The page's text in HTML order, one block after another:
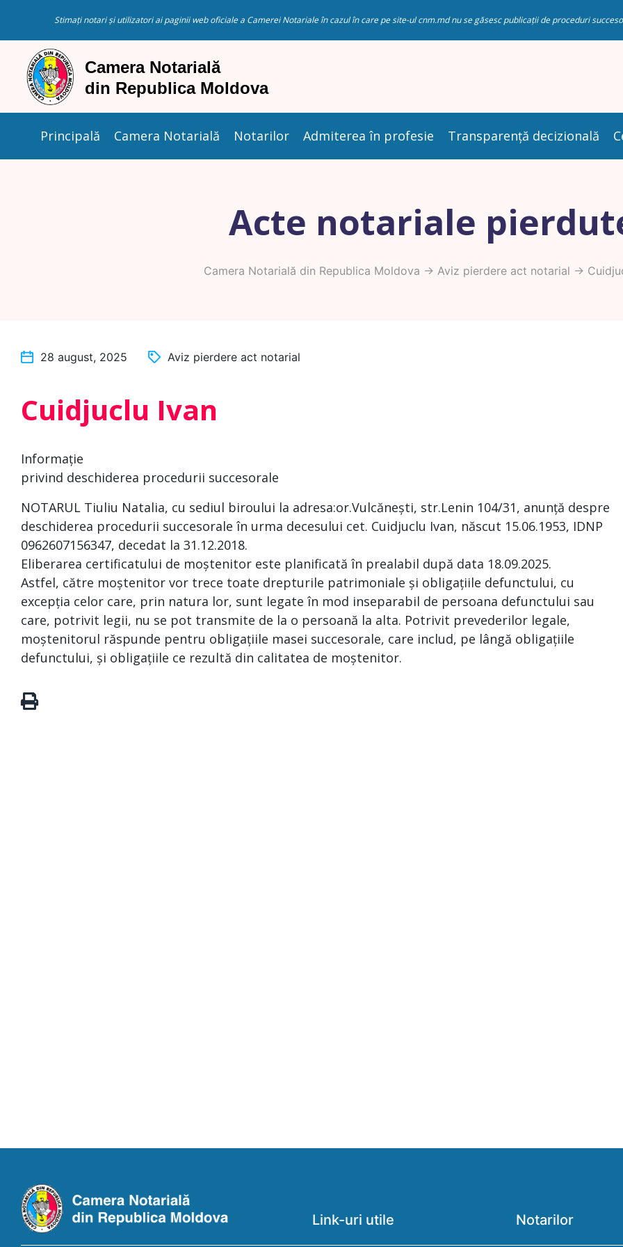
Stimați notari și utilizatori ai paginii web oficiale a Camerei Notariale în cazul în care pe site-ul cnm.md nu se găsesc publicații de proceduri
Principală Camera Notarială Notarilor Admiterea în profesie Transparență decizională
Acte notariale
Camera Notarială din Republica Moldova -> Aviz pierdere act notarial ->
28 august, 2025 Aviz pierdere act notarial
Cuidjuclu Ivan
Informație
privind deschiderea procedurii succesorale
NOTARUL Tiuliu Natalia, cu sediul biroului la adresa:or.Vulcănești, str.Lenin 104/31, anunță despre
deschiderea procedurii succesorale în urma decesului cet. Cuidjuclu Ivan, născut 15.06.1953, IDNP
0962607156347, decedat la 31.12.2018.
Eliberarea certificatului de moștenitor este planificată în prealabil după data 18.09.2025.
Astfel, către moștenitor vor trece toate drepturile patrimoniale și obligațiile defunctului, cu
excepția celor care, prin natura lor, sunt legate în mod inseparabil de persoana defunctului sau
care, potrivit legii, nu se pot transmite de la o persoană la alta. Potrivit prevederilor legale,
moștenitorul răspunde pentru obligațiile masei succesorale, care includ, pe lângă obligațiile
defunctului, și obligațiile ce rezultă din calitatea de moștenitor.
Link-uri utile Notarilor